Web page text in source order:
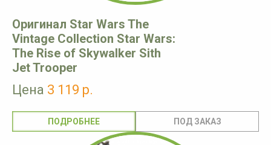
Оригинал Star Wars The
Vintage Collection Star Wars:
The Rise of Skywalker Sith
Jet Trooper
Цена 3 119 р.
ПОДРОБНЕЕ